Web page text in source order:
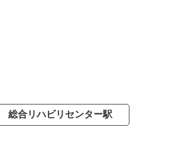
総合リハビリ センター駅